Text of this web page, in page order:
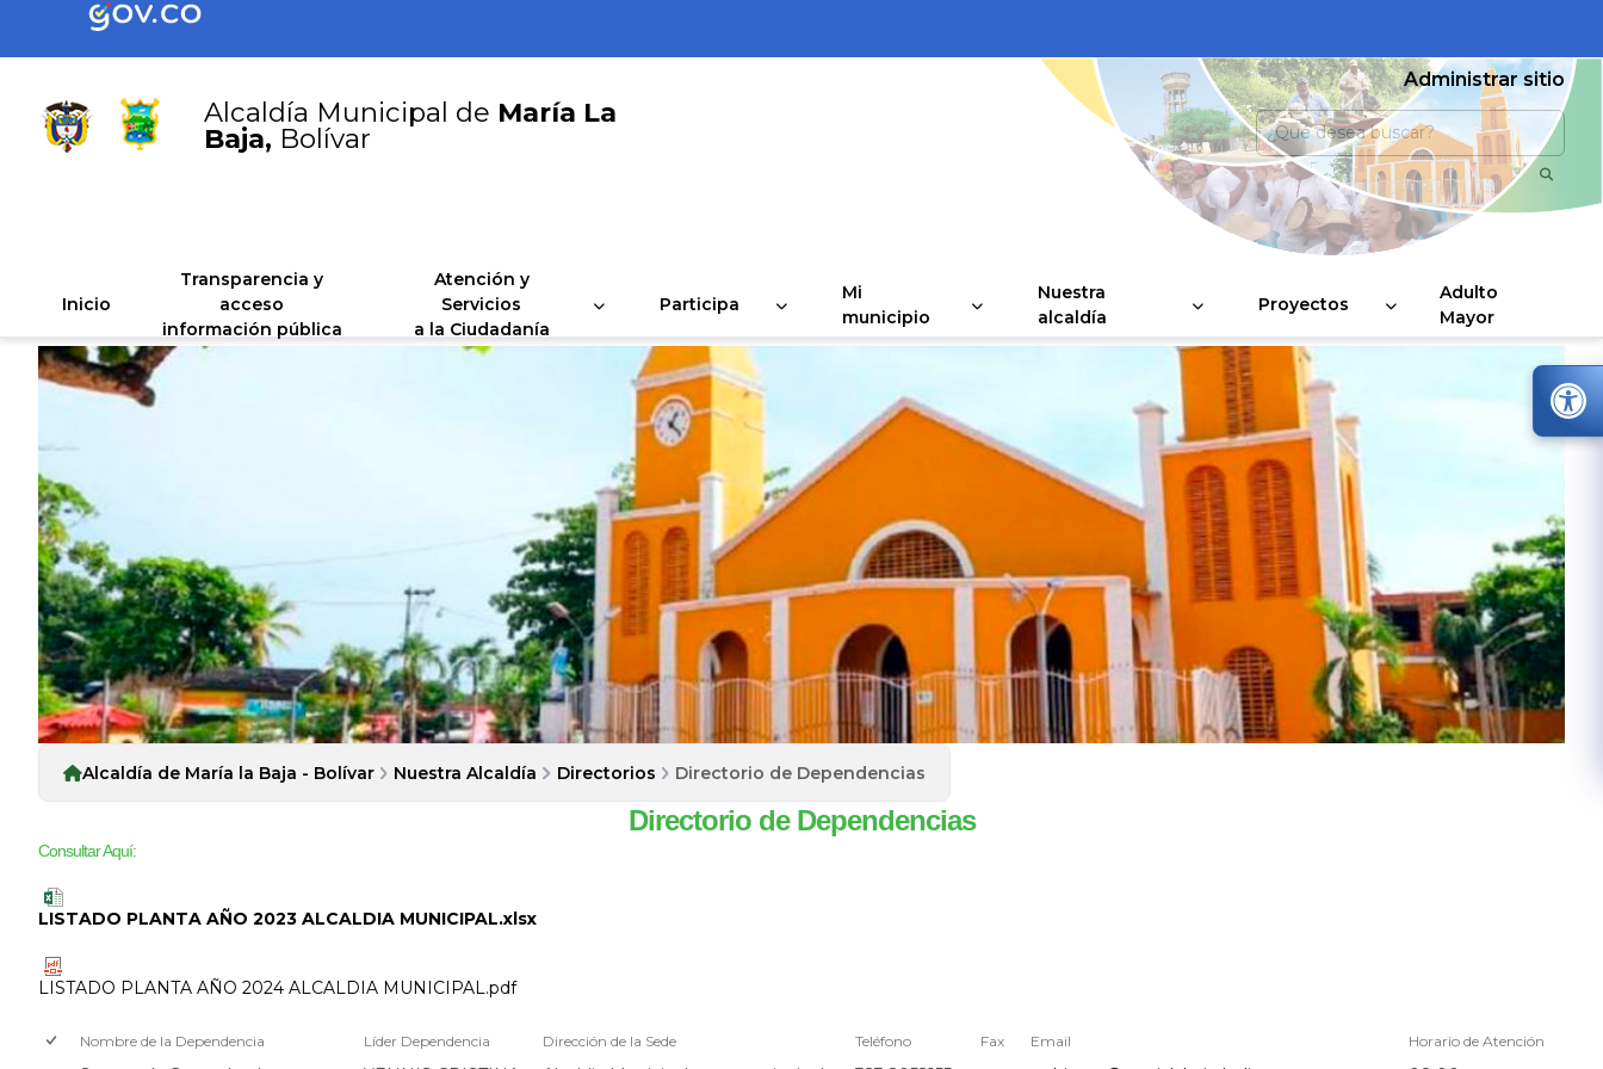
Alcaldía Municipal de María La
Baja, Bolívar
Administrar sitio
Inicio
Transparencia y
acceso
información pública
Atención y
Servicios
a la Ciudadanía
Participa
Mi
municipio
Nuestra
alcaldía
Proyectos
Adulto
Mayor
Alcaldía de María la Baja - Bolívar Nuestra Alcaldía Directorios Directorio de Dependencias
Directorio de Dependencias
Consultar Aquí:
LISTADO PLANTA AÑO 2023 ALCALDIA MUNICIPAL.xlsx
LISTADO PLANTA AÑO 2024 ALCALDIA MUNICIPAL.pdf
Nombre de la Dependencia Líder Dependencia Dirección de la Sede Teléfono Fax Email Horario de Atención